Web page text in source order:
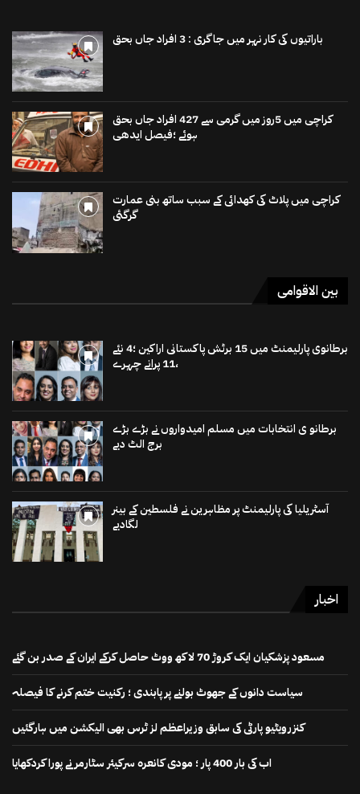
باراتیوں کی کار نہر میں جاگری : 3 افراد جاں بحق
کراچی میں 5روز میں گرمی سے 427 افراد جاں بحق
ہوئے ؛فیصل ایدھی
کراچی میں پلاٹ کی کھدائی کے سبب ساتھ بنی عمارت
گرگئی
بین الاقوامی
برطانوی پارلیمنٹ میں 15 برٹش پاکستانی اراکین ؛4 نئے
،11 پرانے چہرے
برطانو ی انتخابات میں مسلم امیدواروں نے بڑے بڑے
برج الٹ دیے
آسٹریلیا کی پارلیمنٹ پر مظاہرین نے فلسطین کے بینر
لگادیے
اخبار
مسعود پزشکیان ایک کروڑ 70 لاکھ ووٹ حاصل کرکے ایران کے صدر بن گئے
سیاست دانوں کے جھوٹ بولنے پر پابندی ؛ رکنیت ختم کرنے کا فیصلہ
کنزرویٹیو پارٹی کی سابق وزیراعظم لز ٹرس بھی الیکشن میں ہارگئیں
اب کی بار 400 پار ؛ مودی کانعرہ سرکیئر سٹارمر نے پورا کردکھایا